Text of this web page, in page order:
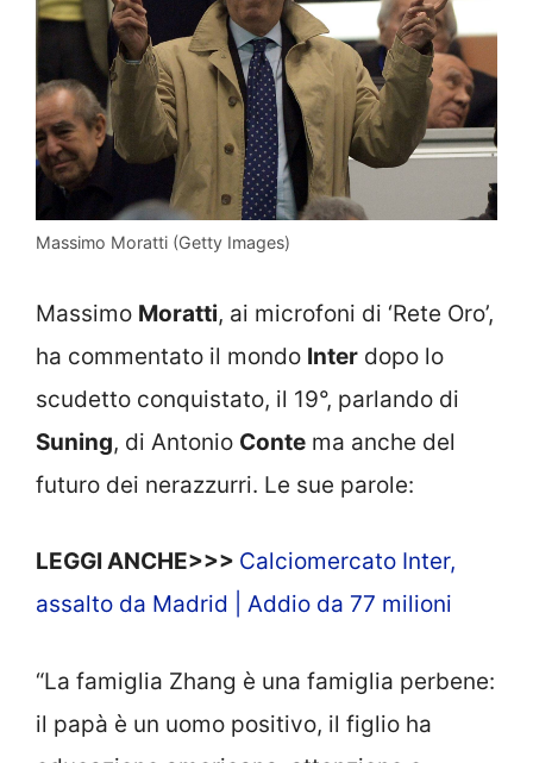
Massimo Moratti (Getty Images)
Massimo Moratti, ai microfoni di ‘Rete Oro’,
ha commentato il mondo Inter dopo lo
scudetto conquistato, il 19°, parlando di
Suning, di Antonio Conte ma anche del
futuro dei nerazzurri. Le sue parole:
LEGGI ANCHE>>> Calciomercato Inter,
assalto da Madrid | Addio da 77 milioni
“La famiglia Zhang è una famiglia perbene:
il papà è un uomo positivo, il figlio ha